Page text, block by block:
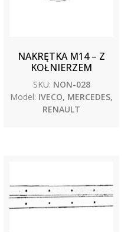
NAKRĘTKA M14 – Z
KOŁNIERZEM
SKU: NON-028
Model: IVECO, MERCEDES,
RENAULT